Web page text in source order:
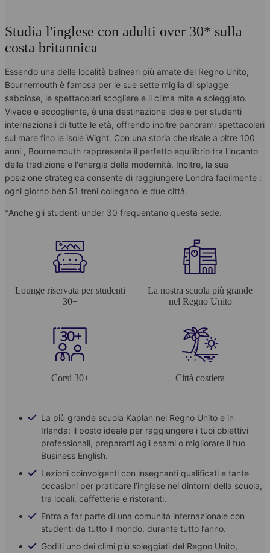
Studia l'inglese con adulti over 30* sulla
costa britannica
Essendo una delle località balneari più amate del Regno Unito,
Bournemouth è famosa per le sue sette miglia di spiagge
sabbiose, le spettacolari scogliere e il clima mite e soleggiato.
Vivace e accogliente, è una destinazione ideale per studenti
internazionali di tutte le età, offrendo inoltre panorami spettacolari
sul mare fino le isole Wight. Con una storia che risale a oltre 100
anni , Bournemouth rappresenta il perfetto equilibrio tra l'incanto
della tradizione e l'energia della modernità. Inoltre, la sua
posizione strategica consente di raggiungere Londra facilmente :
ogni giorno ben 51 treni collegano le due città.
*Anche gli studenti under 30 frequentano questa sede.
Lounge riservata per studenti
30+
La nostra scuola più grande
nel Regno Unito
Corsi 30+ Città costiera
La più grande scuola Kaplan nel Regno Unito e in
Irlanda: il posto ideale per raggiungere i tuoi obiettivi
professionali, prepararti agli esami o migliorare il tuo
Business English.
Lezioni coinvolgenti con insegnanti qualificati e tante
occasioni per praticare l’inglese nei dintorni della scuola,
tra locali, caffetterie e ristoranti.
Entra a far parte di una comunità internazionale con
studenti da tutto il mondo, durante tutto l’anno.
Goditi uno dei climi più soleggiati del Regno Unito,